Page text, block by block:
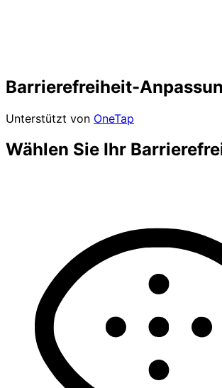
Barrierefreiheit-
Unterstützt von OneTap
Wählen Sie Ihr